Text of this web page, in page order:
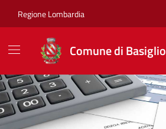
Regione Lombardia
Comune di Basiglio